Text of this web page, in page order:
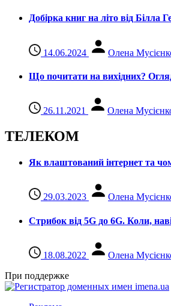
Добірка книг на літо від Білла
14.06.2024 Олена
Що почитати на вихідних?
26.11.2021 Олена
ТЕЛЕКОМ
Як влаштований інтернет та
29.03.2023 Олена
Стрибок від 5G до 6G. Коли,
18.08.2022
Олена
При поддержке